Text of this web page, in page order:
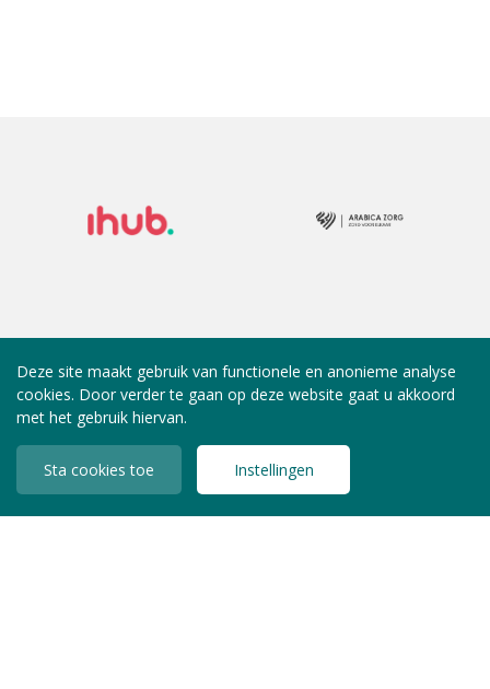
Deze site maakt gebruik van functionele en anonieme analyse
cookies. Door verder te gaan op deze website gaat u akkoord
met het gebruik hiervan.
Sta cookies toe Instellingen